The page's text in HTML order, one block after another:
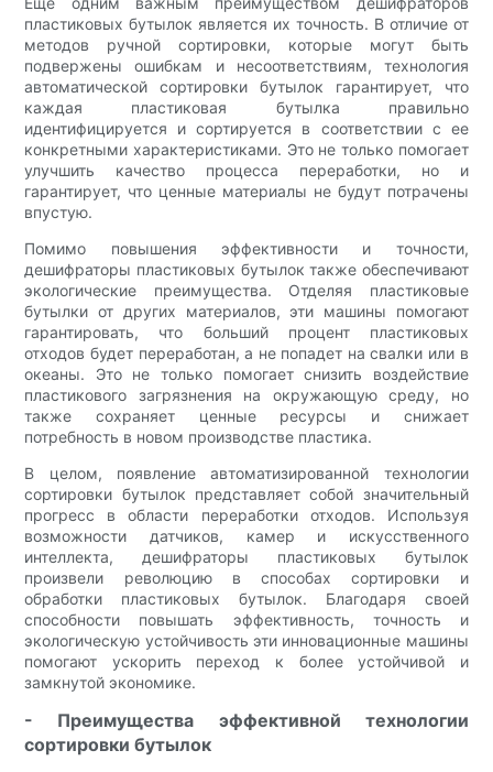
пластиковых бутылок является их точность. В отличие от
методов ручной сортировки, которые могут быть
подвержены ошибкам и несоответствиям, технология
автоматической сортировки бутылок гарантирует, что
каждая пластиковая бутылка правильно
идентифицируется и сортируется в соответствии с ее
конкретными характеристиками. Это не только помогает
улучшить качество процесса переработки, но и
гарантирует, что ценные материалы не будут потрачены
впустую.
Помимо повышения эффективности и точности,
дешифраторы пластиковых бутылок также обеспечивают
экологические преимущества. Отделяя пластиковые
бутылки от других материалов, эти машины помогают
гарантировать, что больший процент пластиковых
отходов будет переработан, а не попадет на свалки или в
океаны. Это не только помогает снизить воздействие
пластикового загрязнения на окружающую среду, но
также сохраняет ценные ресурсы и снижает
потребность в новом производстве пластика.
В целом, появление автоматизированной технологии
сортировки бутылок представляет собой значительный
прогресс в области переработки отходов. Используя
возможности датчиков, камер и искусственного
интеллекта, дешифраторы пластиковых бутылок
произвели революцию в способах сортировки и
обработки пластиковых бутылок. Благодаря своей
способности повышать эффективность, точность и
экологическую устойчивость эти инновационные машины
помогают ускорить переход к более устойчивой и
замкнутой экономике.
- Преимущества эффективной технологии
сортировки бутылок